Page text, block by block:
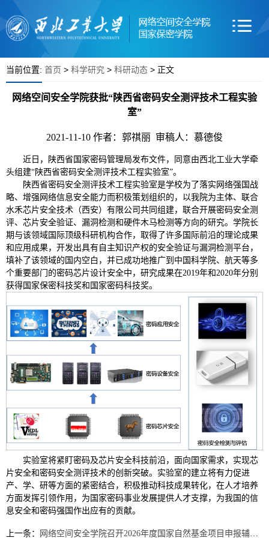
当前位置: 首页 > 科学研究 > 科研动态 > 正文
网络空间安全学院获批“陕西省密码安全测评技术工程实验
室”
2021-11-10 作者：郭祺丽 审稿人：慕德俊
近日，陕西省国家密码管理局发布文件，同意由西北工业大学牵
头组建“陕西省密码安全测评技术工程实验室”。
陕西省密码安全测评技术工程实验室是学校为了落实网络强国战
略、增强网络信息安全能力而积极策划组织的，以我院为主体、联合
水禾芯片安全技术（西安）有限公司共同组建，联合开展密码安全测
评、芯片安全验证、漏洞检测和硬件木马检测等方向的研究。学院长
期与该领域国际顶级科研机构合作，取得了许多国际前沿的理论成果
和应用成果，开发出具有自主知识产权的安全验证与漏洞检测平台，
填补了该领域的国内空白，并已成功地推广到中国科学院、航天等多
个重要部门的密码芯片设计安全中，研究成果在2019年和2020年分别
获得国家保密科技奖和国家密码科技奖。
实验室将紧盯密码及芯片安全科技前沿，面向国家需求，实现芯
片安全和密码安全测评技术的创新突破。实验室的建立将有力促进
产、学、研等方面的紧密结合，积极推动科技成果转化，在人才培养
方面发挥引领作用，为国家密码事业发展提供人才支撑，为我国的信
息安全和密码强国作出应有的贡献。
上一条： 网络空间安全学院召开2026年度国家自然基金项目申报辅导会